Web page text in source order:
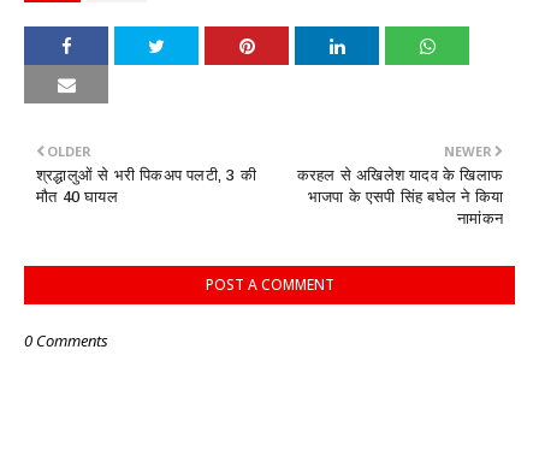
NEWER
करहल से अखिलेश यादव के खिलाफ
भाजपा के एसपी सिंह बघेल ने किया
नामांकन
OLDER
श्रद्धालुओं से भरी पिकअप पलटी, 3 की
मौत 40 घायल
POST A COMMENT
0 Comments